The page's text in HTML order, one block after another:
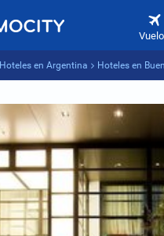
Hoteles en Argentina Hoteles en